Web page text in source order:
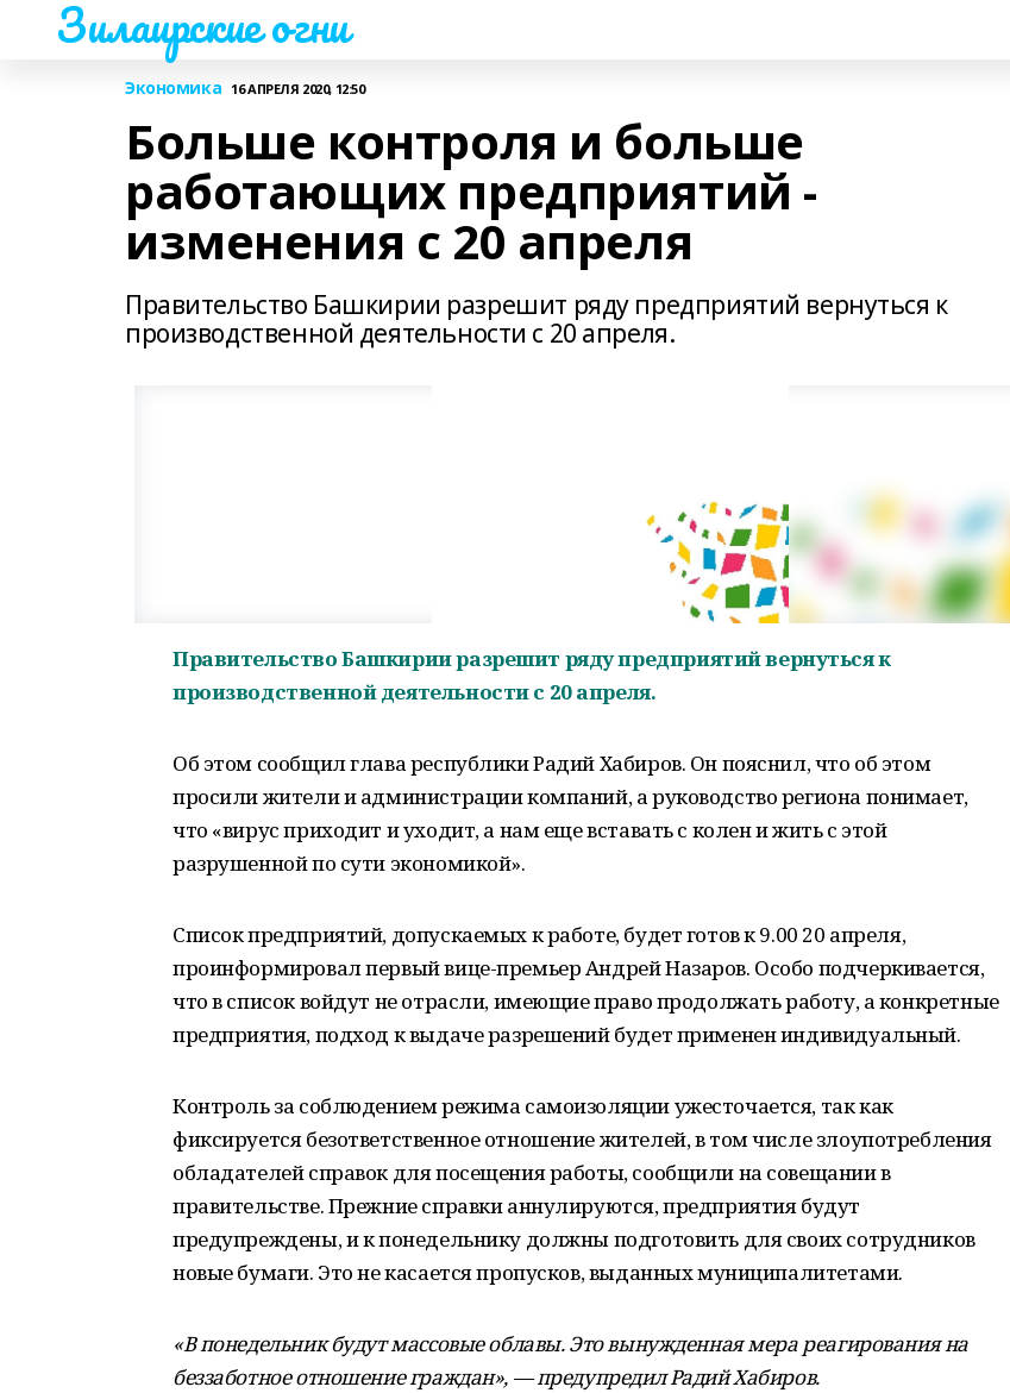
Зилаирские огни
Экономика 16 АПРЕЛЯ 2020, 12:50
Больше контроля и больше
работающих предприятий -
изменения с 20 апреля
Правительство Башкирии разрешит ряду предприятий вернуться к
производственной деятельности с 20 апреля.
Правительство Башкирии разрешит ряду предприятий вернуться к
производственной деятельности с 20 апреля.
Об этом сообщил глава республики Радий Хабиров. Он пояснил, что об этом
просили жители и администрации компаний, а руководство региона понимает,
что «вирус приходит и уходит, а нам еще вставать с колен и жить с этой
разрушенной по сути экономикой».
Список предприятий, допускаемых к работе, будет готов к 9.00 20 апреля,
проинформировал первый вице-премьер Андрей Назаров. Особо подчеркивается,
что в список войдут не отрасли, имеющие право продолжать работу, а конкретные
предприятия, подход к выдаче разрешений будет применен индивидуальный.
Контроль за соблюдением режима самоизоляции ужесточается, так как
фиксируется безответственное отношение жителей, в том числе злоупотребления
обладателей справок для посещения работы, сообщили на совещании в
правительстве. Прежние справки аннулируются, предприятия будут
предупреждены, и к понедельнику должны подготовить для своих сотрудников
новые бумаги. Это не касается пропусков, выданных муниципалитетами.
«В понедельник будут массовые облавы. Это вынужденная мера реагирования на
беззаботное отношение граждан», — предупредил Радий Хабиров.